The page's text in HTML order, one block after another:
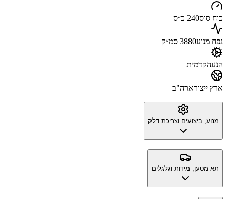
כוח סוס240 כ״ס
נפח מנוע3880 סמ״ק
הנעהקדמית
ארץ ייצורארה"ב
מנוע, ביצועים וצריכת דלק
תא מטען, מידות וגלגלים